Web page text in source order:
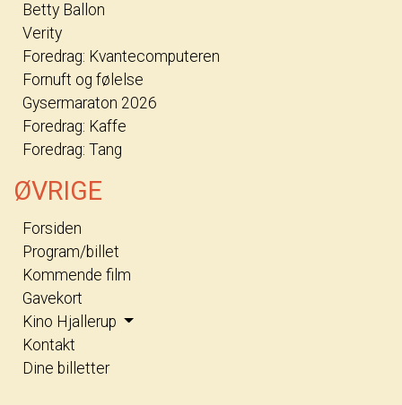
Betty Ballon
Verity
Foredrag: Kvantecomputeren
Fornuft og følelse
Gysermaraton 2026
Foredrag: Kaffe
Foredrag: Tang
ØVRIGE
Forsiden
Program/billet
Kommende film
Gavekort
Kino Hjallerup
Kontakt
Dine billetter